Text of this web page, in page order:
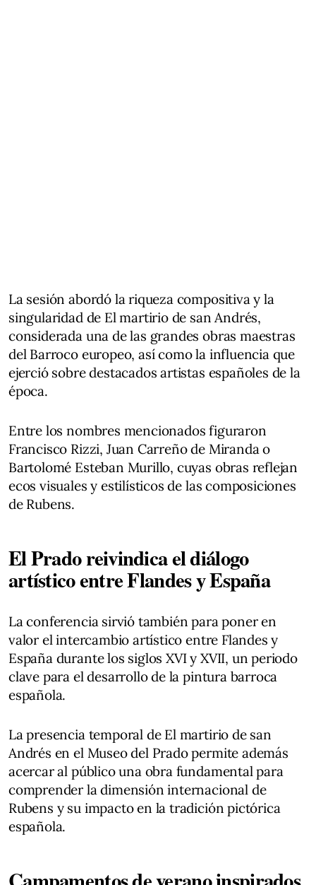
La sesión abordó la riqueza compositiva y la
singularidad de El martirio de san Andrés,
considerada una de las grandes obras maestras
del Barroco europeo, así como la influencia que
ejerció sobre destacados artistas españoles de la
época.
Entre los nombres mencionados figuraron
Francisco Rizzi, Juan Carreño de Miranda o
Bartolomé Esteban Murillo, cuyas obras reflejan
ecos visuales y estilísticos de las composiciones
de Rubens.
El Prado reivindica el diálogo
artístico entre Flandes y España
La conferencia sirvió también para poner en
valor el intercambio artístico entre Flandes y
España durante los siglos XVI y XVII, un periodo
clave para el desarrollo de la pintura barroca
española.
La presencia temporal de El martirio de san
Andrés en el Museo del Prado permite además
acercar al público una obra fundamental para
comprender la dimensión internacional de
Rubens y su impacto en la tradición pictórica
española.